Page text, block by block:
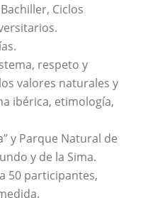
Ciclos
respeto y
valores naturales y
ibérica, etimología,
y Parque Natural de
y de la Sima.
50 participantes,